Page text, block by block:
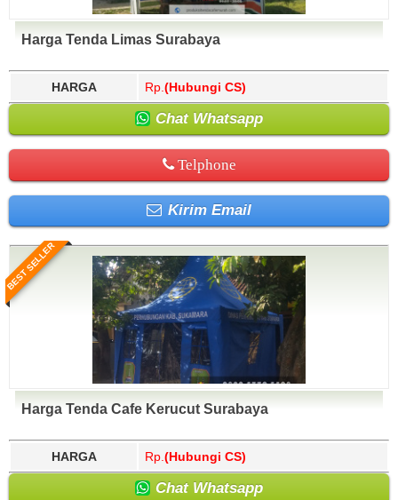
Harga Tenda Limas Surabaya
HARGA Rp. (Hubungi CS)
Chat Whatsapp
Telphone
Kirim Email
BEST SELLER
Harga Tenda Cafe Kerucut Surabaya
HARGA Rp. (Hubungi CS)
Chat Whatsapp